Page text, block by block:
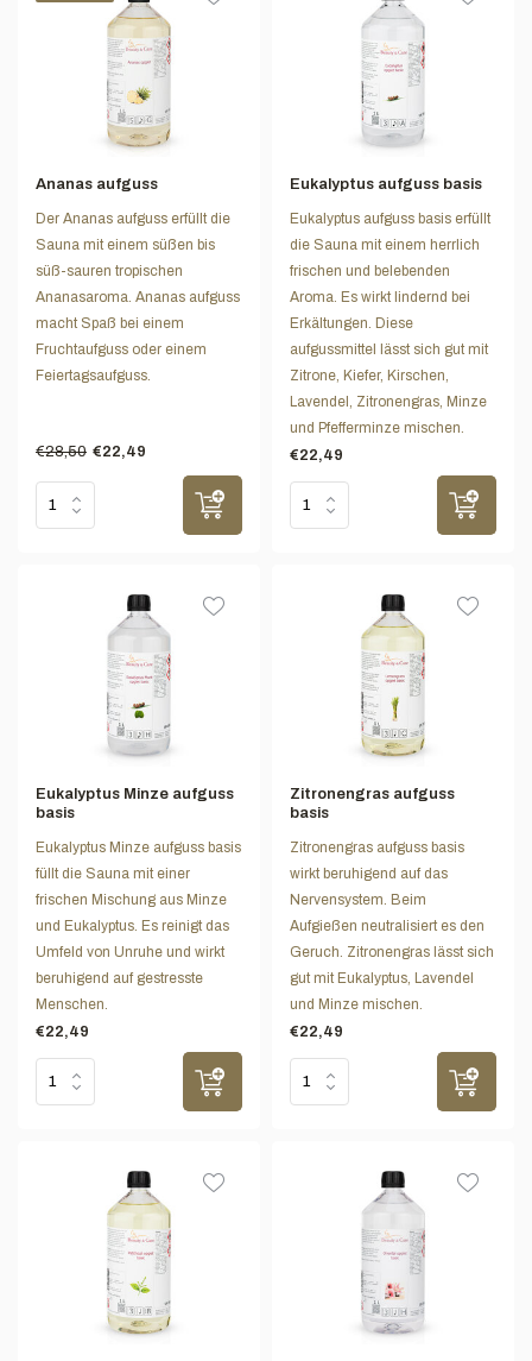
Ananas aufguss
Der Ananas aufguss erfüllt die
Sauna mit einem süßen bis
süß-sauren tropischen
Ananasaroma. Ananas aufguss
macht Spaß bei einem
Fruchtaufguss oder einem
Feiertagsaufguss.
€28,50 €22,49
Eukalyptus aufguss basis
Eukalyptus aufguss basis erfüllt
die Sauna mit einem herrlich
frischen und belebenden
Aroma. Es wirkt lindernd bei
Erkältungen. Diese
aufgussmittel lässt sich gut mit
Zitrone, Kiefer, Kirschen,
Lavendel, Zitronengras, Minze
und Pfefferminze mischen.
€22,49
Eukalyptus Minze aufguss
basis
Eukalyptus Minze aufguss basis
füllt die Sauna mit einer
frischen Mischung aus Minze
und Eukalyptus. Es reinigt das
Umfeld von Unruhe und wirkt
beruhigend auf gestresste
Menschen.
€22,49
Zitronengras aufguss
basis
Zitronengras aufguss basis
wirkt beruhigend auf das
Nervensystem. Beim
Aufgießen neutralisiert es den
Geruch. Zitronengras lässt sich
gut mit Eukalyptus, Lavendel
und Minze mischen.
€22,49